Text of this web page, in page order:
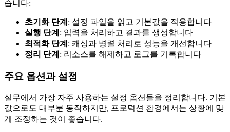
습니다:
초기화 단계 : 설정 파일을 읽고 기본값을 적용합니다
실행 단계 : 입력을 처리하고 결과를 생성합니다
최적화 단계 : 캐싱과 병렬 처리로 성능을 개선합니다
정리 단계 : 리소스를 해제하고 로그를 기록합니다
주요 옵션과 설정
실무에서 가장 자주 사용하는 설정 옵션들을 정리합니다. 기본
값으로도 대부분 동작하지만, 프로덕션 환경에서는 상황에 맞
게 조정하는 것이 좋습니다.